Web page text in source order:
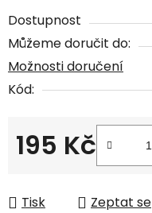
Dostupnost
Můžeme doručit do:
Možnosti doručení
Kód:
195 Kč
Tisk Zeptat se